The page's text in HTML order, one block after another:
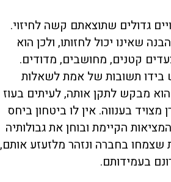
גדולים שתוצאתם קשה לחיזוי.
שאינו יכול לחזותו, ולכן הוא
קטנים, מחושבים, מדודים.
בידו תשובות של אמת לשאלות
מבקש לתקן אותה, לעיתים בעוז
בענווה. אין לו ביטחון ביחס
הקיימת ובוחן את גבולותיה
שצמחו בחברה ונזהר מלזעזע אותם,
בעמידותם.